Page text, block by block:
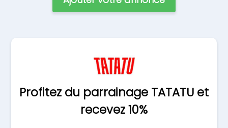
Profitez du parrainage TATATU et
recevez 10%